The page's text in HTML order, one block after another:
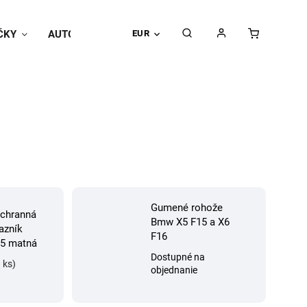
EUR
AUTOPOŤAHY Univerzálne doplnky
matná
ks)
Gumené rohože
Bmw X5 F15 a X6
F16
Dostupné na
objednanie